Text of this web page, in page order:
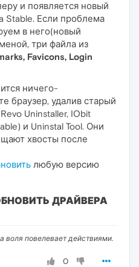
и появляется новый
Stable. Если проблема
в него(новый
три файла из
Favicons, Login
ничего-
браузер, удалив старый
Uninstaller, IObit
и Uninstal Tool. Они
хвосты после
любую версию
ДРАЙВЕРА
воля повелевает действиями.
0